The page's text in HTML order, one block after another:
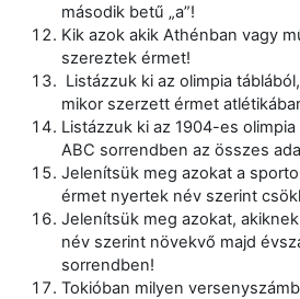
második betű „a”!
Kik azok akik Athénban vagy
szereztek érmet!
Listázzuk ki az olimpia
mikor szerzett érmet
Listázzuk ki az 1904-es
ABC sorrendben az összes
Jelenítsük meg azokat a
érmet nyertek név szerint
Jelenítsük meg azokat,
név szerint növekvő majd
sorrendben!
Tokióban milyen